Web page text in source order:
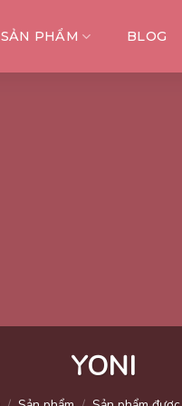
SẢN PHẨM BLOG
YONI